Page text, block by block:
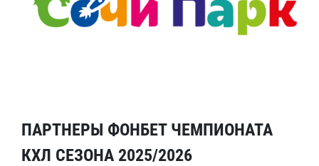
ПАРТНЕРЫ ФОНБЕТ ЧЕМПИОНАТА
КХЛ СЕЗОНА 2025/2026